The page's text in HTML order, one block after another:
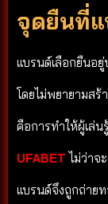
จุดยืนที่
แบรนด์เลือกยืนอยู่
โดยไม่พยายามสร้
คือการทำให้ผู้เล่
UFABET ไม่ว่าจ
แบรนด์จึงถูกถ่าย